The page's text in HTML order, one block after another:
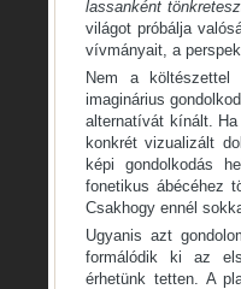
lassanként
világot próbálja
vívmányait, a
Nem a költészettel
imaginárius
alternatívát kínált.
konkrét vizualizált
képi gondolkodás
fonetikus ábécéhez
Csakhogy ennél
Ugyanis azt
formálódik ki az
érhetünk tetten. A